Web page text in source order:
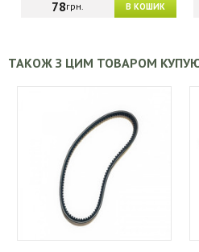
В КОШИК
78грн.
ТАКОЖ З ЦИМ ТОВАРОМ